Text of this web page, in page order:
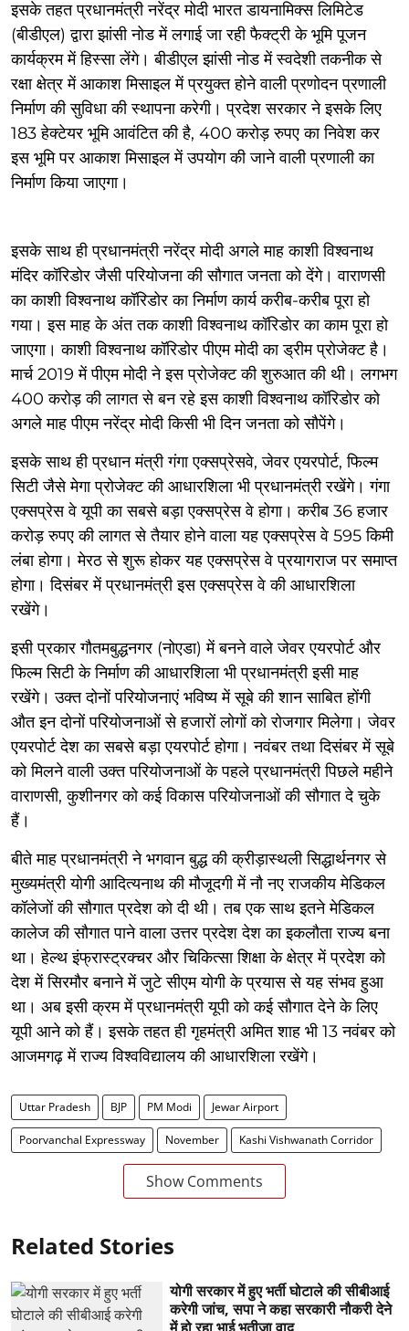
इसके तहत प्रधानमंत्री नरेंद्र मोदी भारत डायनामिक्स लिमिटेड
(बीडीएल) द्वारा झांसी नोड में लगाई जा रही फैक्ट्री के भूमि पूजन
कार्यक्रम में हिस्सा लेंगे। बीडीएल झांसी नोड में स्वदेशी तकनीक से
रक्षा क्षेत्र में आकाश मिसाइल में प्रयुक्त होने वाली प्रणोदन प्रणाली
निर्माण की सुविधा की स्थापना करेगी। प्रदेश सरकार ने इसके लिए
183 हेक्टेयर भूमि आवंटित की है, 400 करोड़ रुपए का निवेश कर
इस भूमि पर आकाश मिसाइल में उपयोग की जाने वाली प्रणाली का
निर्माण किया जाएगा।
इसके साथ ही प्रधानमंत्री नरेंद्र मोदी अगले माह काशी विश्वनाथ
मंदिर कॉरिडोर जैसी परियोजना की सौगात जनता को देंगे। वाराणसी
का काशी विश्वनाथ कॉरिडोर का निर्माण कार्य करीब-करीब पूरा हो
गया। इस माह के अंत तक काशी विश्वनाथ कॉरिडोर का काम पूरा हो
जाएगा। काशी विश्वनाथ कॉरिडोर पीएम मोदी का ड्रीम प्रोजेक्ट है।
मार्च 2019 में पीएम मोदी ने इस प्रोजेक्ट की शुरुआत की थी। लगभग
400 करोड़ की लागत से बन रहे इस काशी विश्वनाथ कॉरिडोर को
अगले माह पीएम नरेंद्र मोदी किसी भी दिन जनता को सौपेंगे।
इसके साथ ही प्रधान मंत्री गंगा एक्सप्रेसवे, जेवर एयरपोर्ट, फिल्म
सिटी जैसे मेगा प्रोजेक्ट की आधारशिला भी प्रधानमंत्री रखेंगे। गंगा
एक्सप्रेस वे यूपी का सबसे बड़ा एक्सप्रेस वे होगा। करीब 36 हजार
करोड़ रुपए की लागत से तैयार होने वाला यह एक्सप्रेस वे 595 किमी
लंबा होगा। मेरठ से शुरू होकर यह एक्सप्रेस वे प्रयागराज पर समाप्त
होगा। दिसंबर में प्रधानमंत्री इस एक्सप्रेस वे की आधारशिला
रखेंगे।
इसी प्रकार गौतमबुद्धनगर (नोएडा) में बनने वाले जेवर एयरपोर्ट और
फिल्म सिटी के निर्माण की आधारशिला भी प्रधानमंत्री इसी माह
रखेंगे। उक्त दोनों परियोजनाएं भविष्य में सूबे की शान साबित होंगी
औत इन दोनों परियोजनाओं से हजारों लोगों को रोजगार मिलेगा। जेवर
एयरपोर्ट देश का सबसे बड़ा एयरपोर्ट होगा। नवंबर तथा दिसंबर में सूबे
को मिलने वाली उक्त परियोजनाओं के पहले प्रधानमंत्री पिछले महीने
वाराणसी, कुशीनगर को कई विकास परियोजनाओं की सौगात दे चुके
हैं।
बीते माह प्रधानमंत्री ने भगवान बुद्ध की क्रीड़ास्थली सिद्धार्थनगर से
मुख्यमंत्री योगी आदित्यनाथ की मौजूदगी में नौ नए राजकीय मेडिकल
कॉलेजों की सौगात प्रदेश को दी थी। तब एक साथ इतने मेडिकल
कालेज की सौगात पाने वाला उत्तर प्रदेश देश का इकलौता राज्य बना
था। हेल्थ इंफ्रास्ट्रक्चर और चिकित्सा शिक्षा के क्षेत्र में प्रदेश को
देश में सिरमौर बनाने में जुटे सीएम योगी के प्रयास से यह संभव हुआ
था। अब इसी क्रम में प्रधानमंत्री यूपी को कई सौगात देने के लिए
यूपी आने को हैं। इसके तहत ही गृहमंत्री अमित शाह भी 13 नवंबर को
आजमगढ़ में राज्य विश्वविद्यालय की आधारशिला रखेंगे।
Uttar Pradesh BJP PM Modi Jewar Airport
Poorvanchal Expressway November Kashi Vishwanath Corridor
Show Comments
Related Stories
योगी सरकार में हुए भर्ती घोटाले की सीबीआई
करेगी जांच, सपा ने कहा सरकारी नौकरी देने